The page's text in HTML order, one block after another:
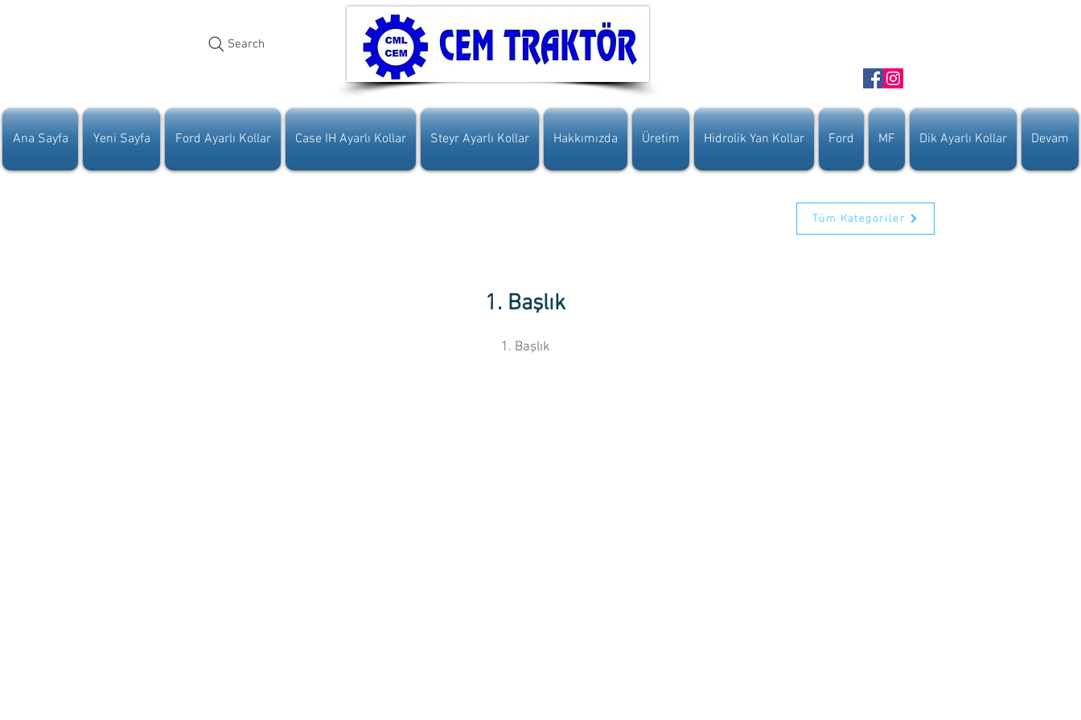
Search
Ana Sayfa Yeni Sayfa Ford Ayarlı Kollar Case IH Ayarlı Kollar Steyr Ayarlı Kollar Hakkımızda Üretim Hidrolik Yan Kollar Ford MF Dik Ayarlı Kollar Devam
Tüm Kategoriler
1. Başlık
1. Başlık